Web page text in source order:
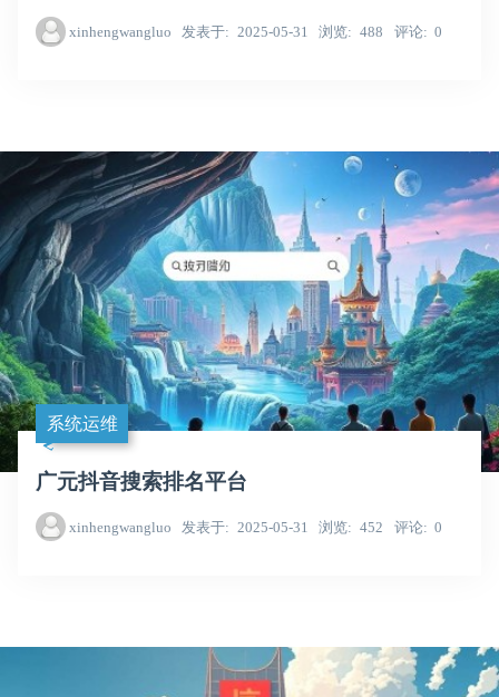
xinhengwangluo 发表于 2025-05-31 浏览 488 评论 0
系统运维
广元抖音搜索排名平台
xinhengwangluo 发表于 2025-05-31 浏览 452 评论 0